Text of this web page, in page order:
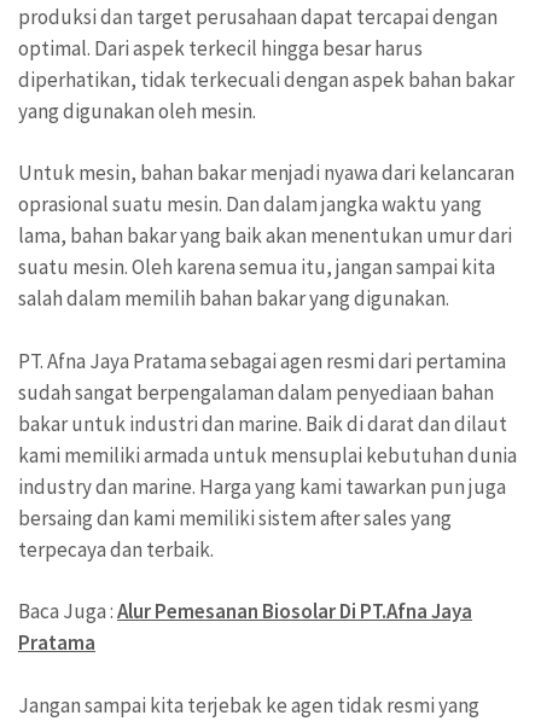
produksi dan target perusahaan dapat tercapai dengan
optimal. Dari aspek terkecil hingga besar harus
diperhatikan, tidak terkecuali dengan aspek bahan bakar
yang digunakan oleh mesin.
Untuk mesin, bahan bakar menjadi nyawa dari kelancaran
oprasional suatu mesin. Dan dalam jangka waktu yang
lama, bahan bakar yang baik akan menentukan umur dari
suatu mesin. Oleh karena semua itu, jangan sampai kita
salah dalam memilih bahan bakar yang digunakan.
PT. Afna Jaya Pratama sebagai agen resmi dari pertamina
sudah sangat berpengalaman dalam penyediaan bahan
bakar untuk industri dan marine. Baik di darat dan dilaut
kami memiliki armada untuk mensuplai kebutuhan dunia
industry dan marine. Harga yang kami tawarkan pun juga
bersaing dan kami memiliki sistem after sales yang
terpecaya dan terbaik.
Baca Juga :Alur Pemesanan Biosolar Di PT.Afna Jaya
Pratama
Jangan sampai kita terjebak ke agen tidak resmi yang